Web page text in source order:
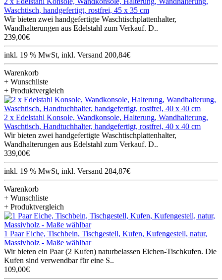
Waschtisch, handgefertigt, rostfrei, 45 x 35 cm
Wir bieten zwei handgefertigte Waschtischplattenhalter,
Wandhalterungen aus Edelstahl zum Verkauf. D..
239,00€
inkl. 19 % MwSt, inkl. Versand 200,84€
Warenkorb
+ Wunschliste
+ Produktvergleich
2 x Edelstahl Konsole, Wandkonsole, Halterung, Wandhalterung,
Waschtisch, Handtuchhalter, handgefertigt, rostfrei, 40 x 40 cm
Wir bieten zwei handgefertigte Waschtischplattenhalter,
Wandhalterungen aus Edelstahl zum Verkauf. D..
339,00€
inkl. 19 % MwSt, inkl. Versand 284,87€
Warenkorb
+ Wunschliste
+ Produktvergleich
1 Paar Eiche, Tischbein, Tischgestell, Kufen, Kufengestell, natur,
Massivholz - Maße wählbar
Wir bieten ein Paar (2 Kufen) naturbelassen Eichen-Tischkufen. Die
Kufen sind verwendbar für eine S..
109,00€